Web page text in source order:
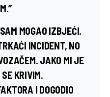
MOGAO IZBJEĆI.
INCIDENT, NO
JAKO MI JE
KRIVIM.
I DOGODIO